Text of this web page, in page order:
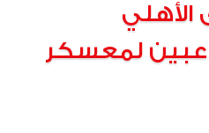
الأهلي
4 لاعبين لمعسكر